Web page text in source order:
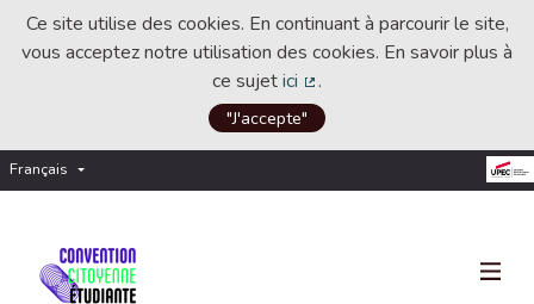
Ce site utilise des cookies. En continuant à parcourir le site,
vous acceptez notre utilisation des cookies. En savoir plus à
ce sujetici
(Lien externe)
.
"J'accepte"
Français Choisir la langue